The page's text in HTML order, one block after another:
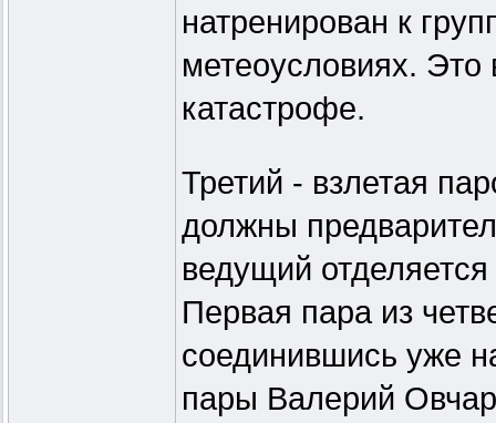
натренирован к
метеоусловиях.
катастрофе.
Третий - взлетая
должны
ведущий
Первая пара из
соединившись уже
пары Валерий